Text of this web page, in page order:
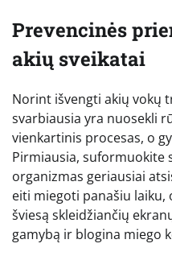
Prevencinės
akių sveikatai
Norint išvengti akių vokų
svarbiausia yra nuosekli
vienkartinis procesas, o
Pirmiausia, suformuokite
organizmas geriausiai
eiti miegoti panašiu laiku,
šviesą skleidžiančių
gamybą ir blogina miego